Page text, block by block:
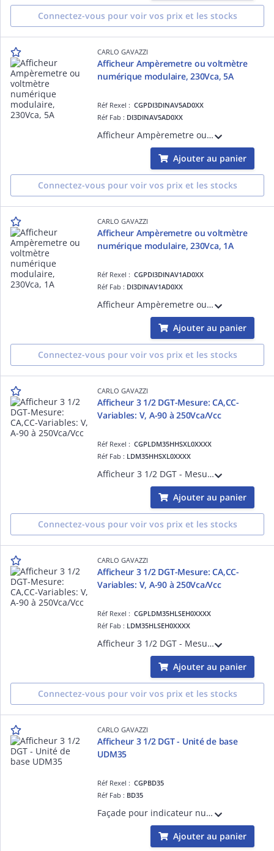
Connectez-vous pour voir vos prix et les stocks
CARLO GAVAZZI
Afficheur Ampèremetre ou voltmètre
numérique modulaire, 230Vca, 5A
Réf Rexel :CGPDI3DINAV5AD0XX
Réf Fab : DI3DINAV5AD0XX
Afficheur Ampèremetre ou voltmètre numérique modulaire, CA-entrée nominale 5A/500V, Alimentation 230Vca, IP40, 2 modules DIN
Ajouter au panier
Connectez-vous pour voir vos prix et les stocks
CARLO GAVAZZI
Afficheur Ampèremetre ou voltmètre
numérique modulaire, 230Vca, 1A
Réf Rexel :CGPDI3DINAV1AD0XX
Réf Fab : DI3DINAV1AD0XX
Afficheur Ampèremetre ou voltmètre numérique modulaire, CA-entrée nominale 1A/100V, Alimentation 230Vca, IP40, 2 modules DIN
Ajouter au panier
Connectez-vous pour voir vos prix et les stocks
CARLO GAVAZZI
Afficheur 3 1/2 DGT-Mesure: CA,CC-
Variables: V, A-90 à 250Vca/Vcc
Réf Rexel :CGPLDM35HHSXL0XXXX
Réf Fab : LDM35HHSXL0XXXX
Afficheur 3 1/2 DGT - Mesure: CA,CC - Variables: V, A - Gamme : 0,2-2-5A CA/CC- 20-200-500V CA/CC - Alimentation: 90 à 250Vca/Vcc
Ajouter au panier
Connectez-vous pour voir vos prix et les stocks
CARLO GAVAZZI
Afficheur 3 1/2 DGT-Mesure: CA,CC-
Variables: V, A-90 à 250Vca/Vcc
Réf Rexel :CGPLDM35HLSEH0XXXX
Réf Fab : LDM35HLSEH0XXXX
Afficheur 3 1/2 DGT - Mesure: CA,CC - Variables: V, A - Gamme: 0,2-2-20mA CA/CC - 0,2-2-20V CA/CC - Alimentation: 90 à 250Vca/Vcc
Ajouter au panier
Connectez-vous pour voir vos prix et les stocks
CARLO GAVAZZI
Afficheur 3 1/2 DGT - Unité de base
UDM35
Réf Rexel :CGPBD35
Réf Fab : BD35
Façade pour indicateur numérique de tableau programmable, affichage 3 1/2 digit, Précision 0,1% de la lecture
Ajouter au panier